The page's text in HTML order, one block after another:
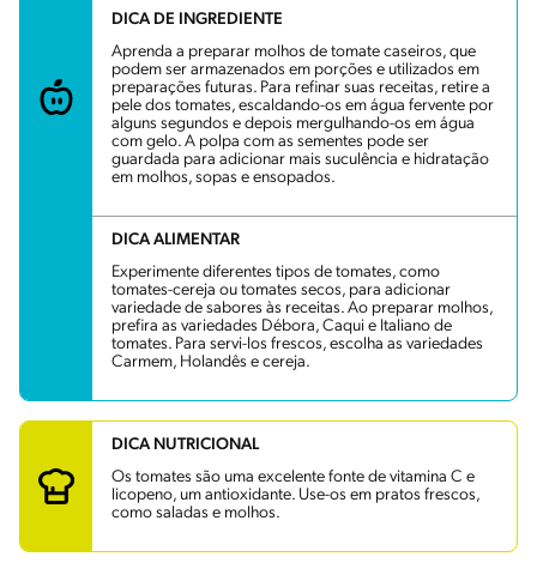
DICA DE INGREDIENTE
Aprenda a preparar molhos de tomate caseiros, que
podem ser armazenados em porções e utilizados em
preparações futuras. Para refinar suas receitas, retire a
pele dos tomates, escaldando-os em água fervente por
alguns segundos e depois mergulhando-os em água
com gelo. A polpa com as sementes pode ser
guardada para adicionar mais suculência e hidratação
em molhos, sopas e ensopados.
DICA ALIMENTAR
Experimente diferentes tipos de tomates, como
tomates-cereja ou tomates secos, para adicionar
variedade de sabores às receitas. Ao preparar molhos,
prefira as variedades Débora, Caqui e Italiano de
tomates. Para servi-los frescos, escolha as variedades
Carmem, Holandês e cereja.
DICA NUTRICIONAL
Os tomates são uma excelente fonte de vitamina C e
licopeno, um antioxidante. Use-os em pratos frescos,
como saladas e molhos.